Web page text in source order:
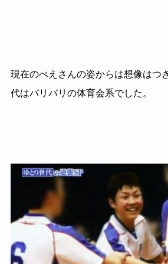
現在のぺえさんの姿からは想像はつ
代はバリバリの体育会系でした。